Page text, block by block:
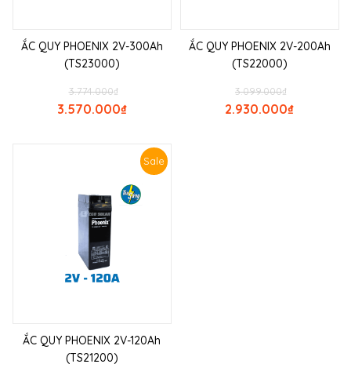
ẮC QUY PHOENIX 2V-300Ah
(TS23000)
₫
3.774.000
₫
3.570.000
ẮC QUY PHOENIX 2V-200Ah
(TS22000)
₫
3.099.000
₫
2.930.000
Sale
ẮC QUY PHOENIX 2V-120Ah
(TS21200)